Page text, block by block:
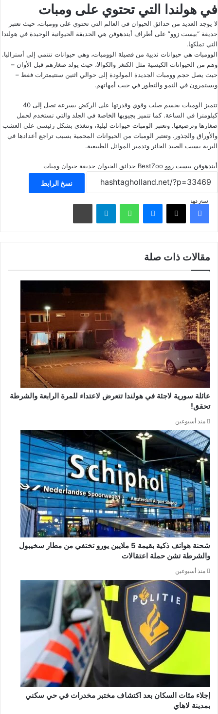
في هولندا التي تحتوي على ومبات
لا يوجد العديد من حدائق الحيوان في العالم التي تحتوي على وومبات، حيث تعتبر
حديقة “بيست زوو” على أطراف أيندهوفن هي الحديقة الحيوانية الوحيدة في هولندا
التي تملكها.
الوومبات هي حيوانات ثديية من فصيلة الوومبات، وهي حيوانات تنتمي إلى أستراليا.
وهم من الحيوانات الكيسية مثل الكنغر والكوالا، حيث يولد صغارهم قبل الأوان –
حيث يصل حجم وومبات الجديدة المولودة إلى حوالي اثنين سنتيمترات فقط –
ويستمرون في النمو والتطور في جيب أمهاتهم.
تتميز الومبات بجسم صلب وقوي وقدرتها على الركض بسرعة تصل إلى 40
كيلومترا في الساعة. كما تتميز بجيوبها الخاصة في الجلد والتي تستخدم لحمل
صغارها وترضيعها. وتعتبر الومبات حيوانات ليلية، وتتغذى بشكل رئيسي على العشب
والأوراق والجذور. وتعتبر الومبات من الحيوانات المحمية بسبب تراجع أعدادها في
البرية بسبب الصيد الجائر وتدمير الموائل الطبيعية.
أيندهوفن بيست زوو BestZoo حدائق الحيوان حديقة حيوان ومبات
نسخ الرابط
شاركهافيسبوك ‫X ماسنجر واتساب تيلقرام مشاركة عبر البريد
مقالات ذات صلة
عائلة سورية لاجئة في هولندا تتعرض لاعتداء للمرة الرابعة والشرطة
تحقق!
منذ أسبوعين
شحنة هواتف ذكية بقيمة 5 ملايين يورو تختفي من مطار سخيبول
والشرطة تشن حملة اعتقالات
منذ أسبوعين
إجلاء مئات السكان بعد اكتشاف مختبر مخدرات في حي سكني
بمدينة لاهاي